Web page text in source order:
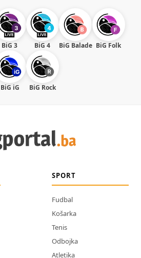
BiG 3 BiG 4 BiG Balade BiG Folk
BiG iG BiG Rock
SPORT
Fudbal
Košarka
Tenis
Odbojka
Atletika